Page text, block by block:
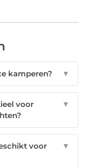
kamperen? ▼
voor
▼
voor
▼